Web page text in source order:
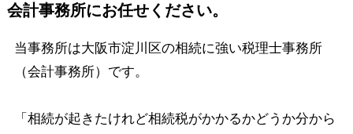
会計事務所にお任せください。
当事務所は大阪市淀川区の相続に強い税理士事務所
（会計事務所）です。
「相続が起きたけれど相続税がかかるかどうか分から